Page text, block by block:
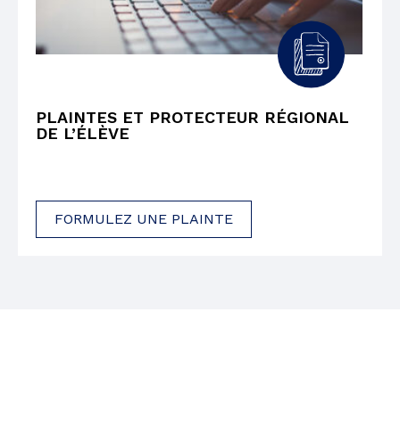
PLAINTES ET PROTECTEUR RÉGIONAL
DE L’ÉLÈVE
FORMULEZ UNE PLAINTE